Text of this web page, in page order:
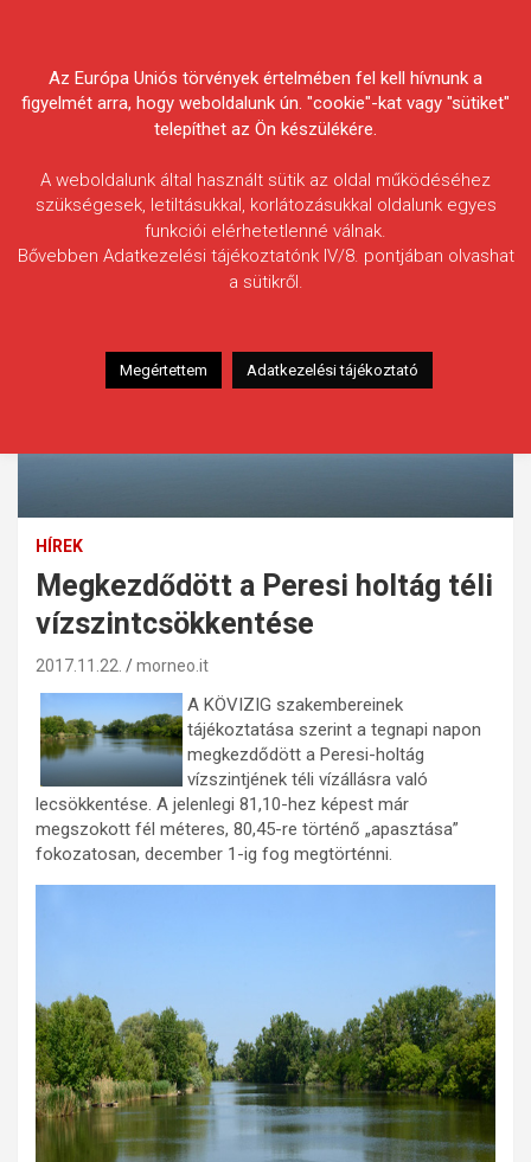
Egyesületek Szövetsége
HÍREK
Megkezdődött a Peresi holtág téli
vízszintcsökkentése
2017.11.22. morneo.it
A KÖVIZIG szakembereinek
tájékoztatása szerint a tegnapi napon
megkezdődött a Peresi-holtág
vízszintjének téli vízállásra való
lecsökkentése. A jelenlegi 81,10-hez képest már
megszokott fél méteres, 80,45-re történő „apasztása”
fokozatosan, december 1-ig fog megtörténni.
Az Európa Uniós törvények értelmében fel kell hívnunk a
figyelmét arra, hogy weboldalunk ún. "cookie"-kat vagy "sütiket"
telepíthet az Ön készülékére.
A weboldalunk által használt sütik az oldal működéséhez
szükségesek, letiltásukkal, korlátozásukkal oldalunk egyes
funkciói elérhetetlenné válnak.
Bővebben Adatkezelési tájékoztatónk IV/8. pontjában olvashat
a sütikről.
Megértettem Adatkezelési tájékoztató